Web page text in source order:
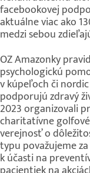
facebookovej
aktuálne viac ako
medzi sebou
OZ Amazonky
psychologickú
v kúpeľoch či
podporujú zdravý
2023 organizovali
charitatívne
verejnosť o
typu považujeme
k účasti na